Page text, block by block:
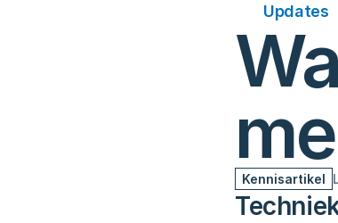
Updates
Kennisartikel